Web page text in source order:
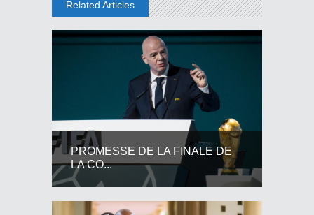
Related Articles
PROMESSE DE LA FINALE DE
LA CO...